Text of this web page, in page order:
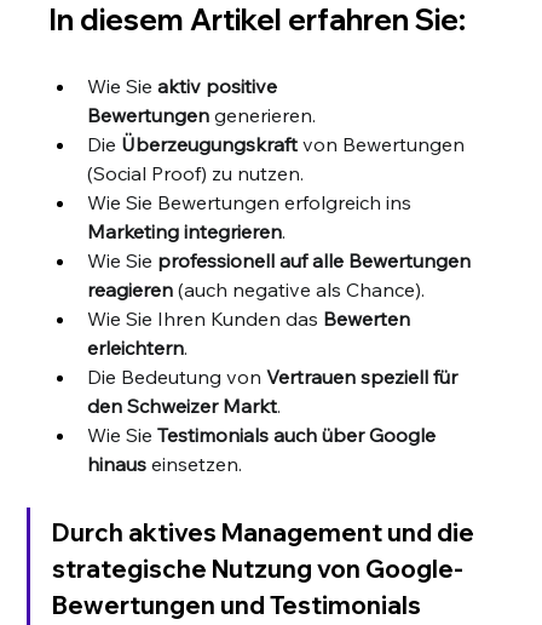
In diesem Artikel erfahren Sie:
Wie Sie aktiv positive
Bewertungen generieren.
Die Überzeugungskraft von Bewertungen
(Social Proof) zu nutzen.
Wie Sie Bewertungen erfolgreich ins
Marketing integrieren.
Wie Sie professionell auf alle Bewertungen
reagieren (auch negative als Chance).
Wie Sie Ihren Kunden das Bewerten
erleichtern.
Die Bedeutung von Vertrauen speziell für
den Schweizer Markt.
Wie Sie Testimonials auch über Google
hinaus einsetzen.
Durch aktives Management und die
strategische Nutzung von Google-
Bewertungen und Testimonials